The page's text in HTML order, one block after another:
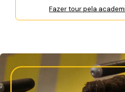
Fazer tour pela